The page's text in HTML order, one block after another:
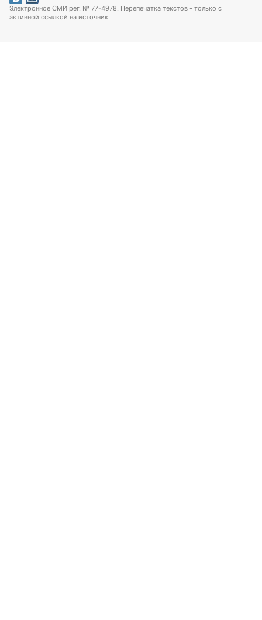
Электронное СМИ рег. № 77-4978. Перепечатка текстов - только с
активной ссылкой на источник